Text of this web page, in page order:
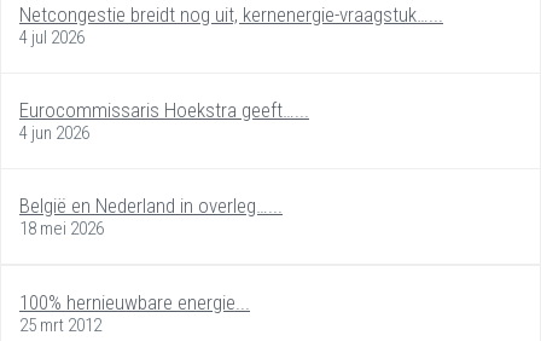
Netcongestie breidt nog uit, kernenergie-vraagstuk…...
4 jul 2026
Eurocommissaris Hoekstra geeft…...
4 jun 2026
België en Nederland in overleg…...
18 mei 2026
100% hernieuwbare energie...
25 mrt 2012